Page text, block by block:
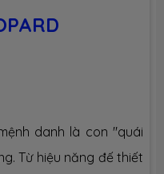
5 (2 Fans with 7 heat
Steelseries with RED
danh là con "quái
Từ hiệu năng đế thiết